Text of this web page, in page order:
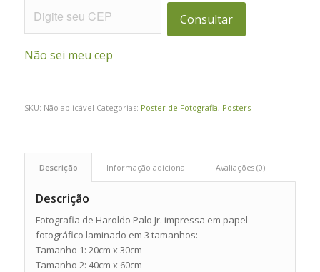
Consultar
Não sei meu cep
SKU: Não aplicável Categorias: Poster de Fotografia, Posters
Descrição Informação adicional Avaliações (0)
Descrição
Fotografia de Haroldo Palo Jr. impressa em papel
fotográfico laminado em 3 tamanhos:
Tamanho 1: 20cm x 30cm
Tamanho 2: 40cm x 60cm